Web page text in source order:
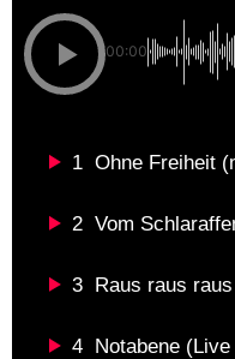
00:00
1 Ohne Freiheit
2 Vom
3 Raus raus
4 Notabene